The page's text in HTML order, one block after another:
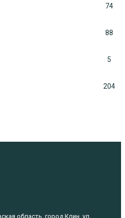
74
88
5
204
область, город Клин, ул.